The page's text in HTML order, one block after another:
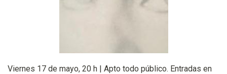
Viernes 17 de mayo, 20 h | Apto todo público. Entradas en